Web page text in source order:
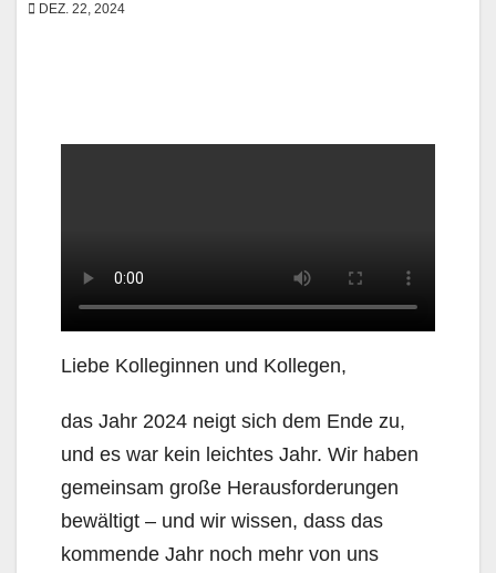
DEZ. 22, 2024
Liebe Kolleginnen und Kollegen,
das Jahr 2024 neigt sich dem Ende zu,
und es war kein leichtes Jahr. Wir haben
gemeinsam große Herausforderungen
bewältigt – und wir wissen, dass das
kommende Jahr noch mehr von uns